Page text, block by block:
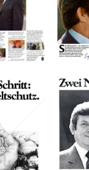
Bild-ID: 68078